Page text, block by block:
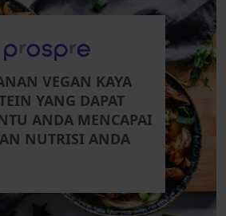
VEGAN KAYA
YANG DAPAT
ANDA MENCAPAI
NUTRISI ANDA